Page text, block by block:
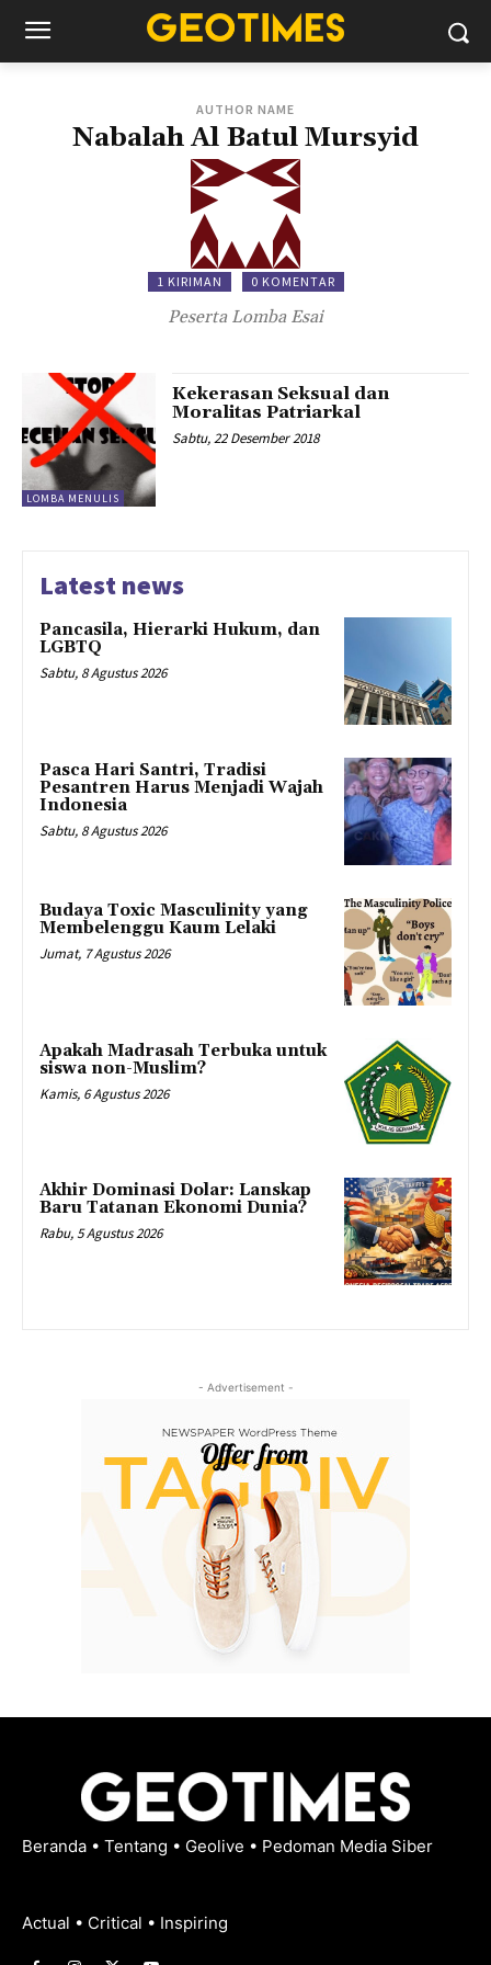
AUTHOR NAME
Nabalah Al Batul Mursyid
1 KIRIMAN 0 KOMENTAR
Peserta Lomba Esai
LOMBA MENULIS
Kekerasan Seksual dan
Moralitas Patriarkal
Sabtu, 22 Desember 2018
Latest news
Pancasila, Hierarki Hukum, dan
LGBTQ
Sabtu, 8 Agustus 2026
Pasca Hari Santri, Tradisi
Pesantren Harus Menjadi Wajah
Indonesia
Sabtu, 8 Agustus 2026
Budaya Toxic Masculinity yang
Membelenggu Kaum Lelaki
Jumat, 7 Agustus 2026
Apakah Madrasah Terbuka untuk
siswa non-Muslim?
Kamis, 6 Agustus 2026
Akhir Dominasi Dolar: Lanskap
Baru Tatanan Ekonomi Dunia?
Rabu, 5 Agustus 2026
- Advertisement -
Beranda • Tentang • Geolive • Pedoman Media Siber
Actual • Critical • Inspiring